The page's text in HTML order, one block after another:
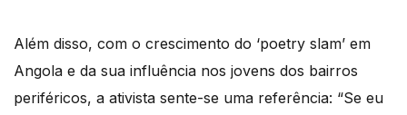
Além disso, com o crescimento do ‘poetry slam’ em
Angola e da sua influência nos jovens dos bairros
periféricos, a ativista sente-se uma referência: “Se eu